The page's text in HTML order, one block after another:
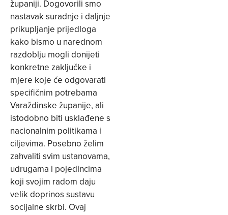
županiji. Dogovorili smo
nastavak suradnje i daljnje
prikupljanje prijedloga
kako bismo u narednom
razdoblju mogli donijeti
konkretne zaključke i
mjere koje će odgovarati
specifičnim potrebama
Varaždinske županije, ali
istodobno biti usklađene s
nacionalnim politikama i
ciljevima. Posebno želim
zahvaliti svim ustanovama,
udrugama i pojedincima
koji svojim radom daju
velik doprinos sustavu
socijalne skrbi. Ovaj